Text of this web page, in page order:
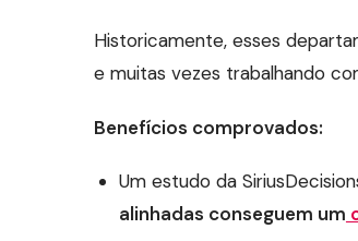
Historicamente, esses
e muitas vezes trabalhando
Benefícios comprovados:
Um estudo da
alinhadas conseguem um